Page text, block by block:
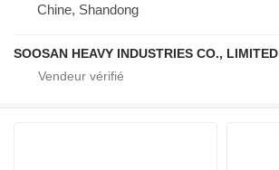
Chine, Shandong
SOOSAN HEAVY INDUSTRIES CO., LIMITED